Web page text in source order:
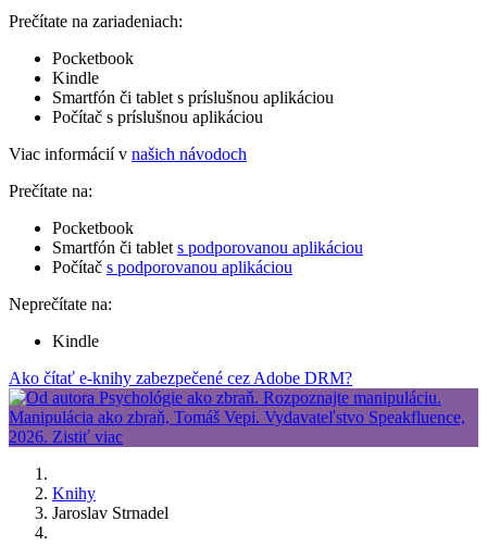
Prečítate na zariadeniach:
Pocketbook
Kindle
Smartfón či tablet s príslušnou aplikáciou
Počítač s príslušnou aplikáciou
Viac informácií v našich návodoch
Prečítate na:
Pocketbook
Smartfón či tablet s podporovanou aplikáciou
Počítač s podporovanou aplikáciou
Neprečítate na:
Kindle
Ako čítať e-knihy zabezpečené cez Adobe DRM?
Knihy
Jaroslav Strnadel